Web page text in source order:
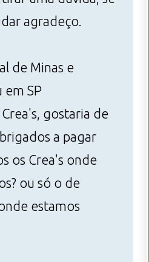
agradeço.
de Minas e
SP
gostaria de
a pagar
os Crea's onde
ou só o de
estamos